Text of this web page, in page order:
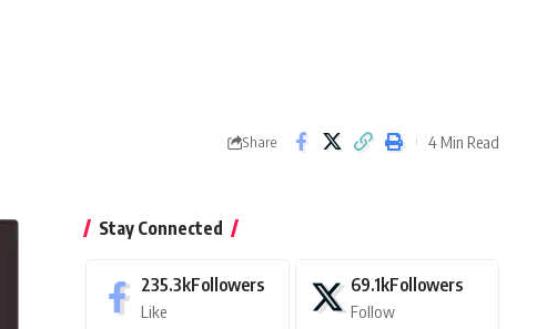
Share 4 Min Read
Stay Connected
235.3kFollowers
Like
69.1kFollowers
Follow